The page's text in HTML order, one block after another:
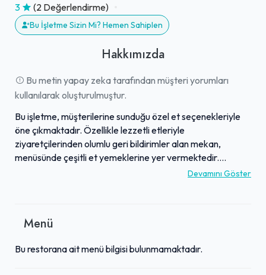
3 (2 Değerlendirme)
Bu İşletme Sizin Mi? Hemen Sahiplen
Hakkımızda
Bu metin yapay zeka tarafından müşteri yorumları
kullanılarak oluşturulmuştur.
Bu işletme, müşterilerine sunduğu özel et seçenekleriyle
öne çıkmaktadır. Özellikle lezzetli etleriyle
ziyaretçilerinden olumlu geri bildirimler alan mekan,
menüsünde çeşitli et yemeklerine yer vermektedir.
Geleneksel tatları modern dokunuşlarla birleştirmeye
İşletme, menüsündeki etlerin kalitesi ve sunumuyla
Devamını Göster
Menü
Bu restorana ait menü bilgisi bulunmamaktadır.